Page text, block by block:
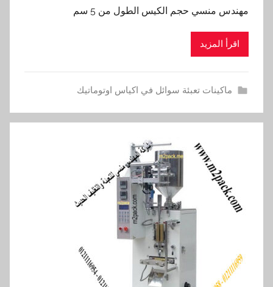
مهندس منسي حجم الكيس الطول من 5 سم
اقرأ المزيد
ماكينات تعبئة سوائل في اكياس اوتوماتيك